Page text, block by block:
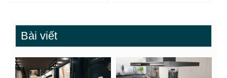
Bài viết